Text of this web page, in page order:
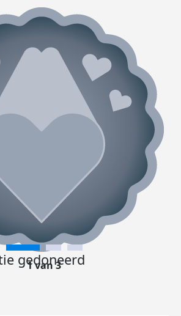
gedoneerd
1 van 3